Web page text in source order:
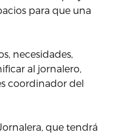
para que una
necesidades,
al jornalero,
coordinador del
que tendrá